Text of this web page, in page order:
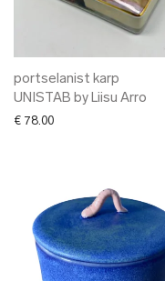
portselanist karp
UNISTAB by Liisu Arro
€ 78.00